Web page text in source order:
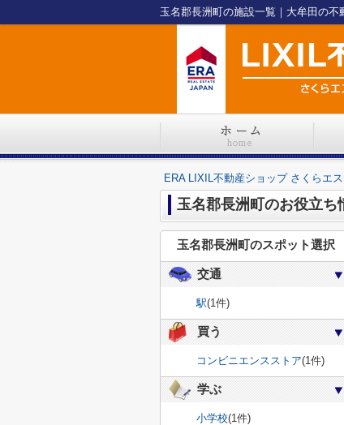
ERA LIXIL不動産ショップ さくらエ
玉名郡長洲町のお役立ち
玉名郡長洲町のスポット選択
交通
駅(1件)
買う
コンビニエンスストア(1件)
学ぶ
小学校(1件)